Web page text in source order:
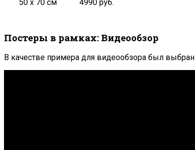
50 х 70 см
4990 руб.
Постеры в рамках: Видеообзор
В качестве примера для видеообзора был выбран